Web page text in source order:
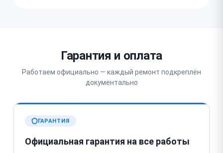
Гарантия и оплата
Работаем официально — каждый ремонт подкреплён
документально
ГАРАНТИЯ
Официальная гарантия на все работы